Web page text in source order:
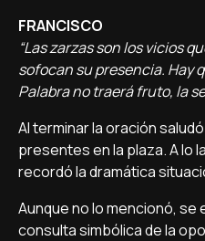
FRANCISCO
“Las zarzas son los vicios
sofocan su presencia. Hay
Palabra no traerá fruto, la
Al terminar la oración
presentes en la plaza. A lo
recordó la dramática
Aunque no lo mencionó,
consulta simbólica de la